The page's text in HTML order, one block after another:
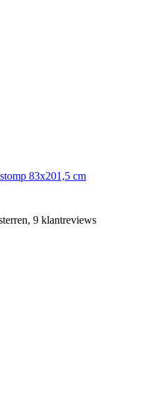
83x201,5 cm
9 klantreviews